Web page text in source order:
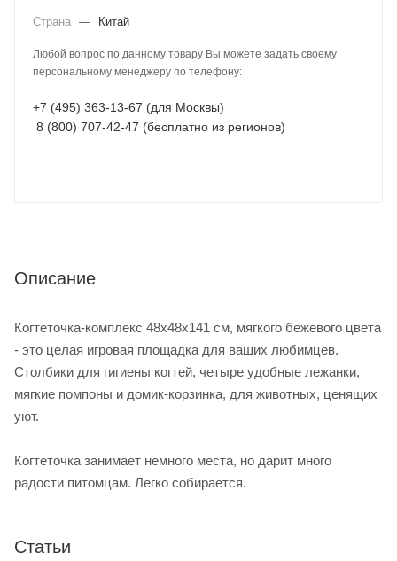
Страна — Китай
Любой вопрос по данному товару Вы можете задать своему
персональному менеджеру по телефону:
+7 (495) 363-13-67 (для Москвы)
8 (800) 707-42-47 (бесплатно из регионов)
Описание
Когтеточка-комплекс 48х48х141 см, мягкого бежевого цвета
- это целая игровая площадка для ваших любимцев.
Столбики для гигиены когтей, четыре удобные лежанки,
мягкие помпоны и домик-корзинка, для животных, ценящих
уют.
Когтеточка занимает немного места, но дарит много
радости питомцам. Легко собирается.
Статьи